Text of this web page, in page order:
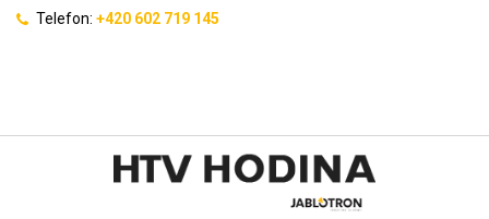
Telefon: +420 602 719 145